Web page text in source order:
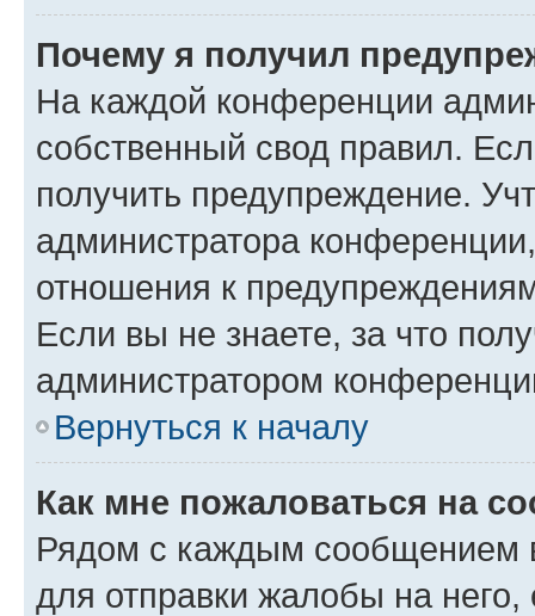
Почему я получил
На каждой конференции
собственный свод правил.
получить предупреждение.
администратора
отношения к
Если вы не знаете, за что
администратором
Вернуться к началу
Как мне пожаловаться на
Рядом с каждым сообщением
для отправки жалобы на